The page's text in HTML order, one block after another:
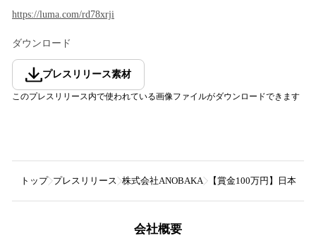
https://luma.com/rd78xrji
ダウンロード
プレスリリース素材
このプレスリリース内で使われている画像ファイルがダウンロードできます
トップ プレスリリース 株式会社ANOBAKA 【賞金100万円】日本の
会社概要